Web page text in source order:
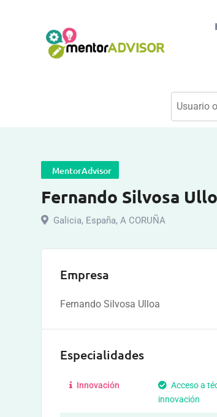
MentorAdvisor
Fernando Silvosa
Galicia, España, A CORUÑA
Empresa
Fernando Silvosa Ulloa
Especialidades
Innovación
Acceso a
innovación